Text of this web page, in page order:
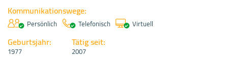
Kommunikationswege:
Persönlich Telefonisch Virtuell
Geburtsjahr:
1977
Tätig seit:
2007